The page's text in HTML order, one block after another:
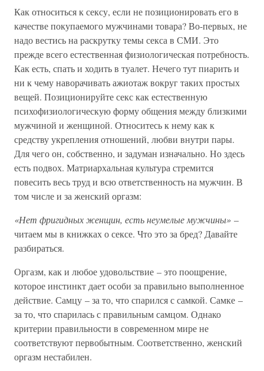
Как относиться к сексу, если не позиционировать его в
качестве покупаемого мужчинами товара? Во-первых, не
надо вестись на раскрутку темы секса в СМИ. Это
прежде всего естественная физиологическая потребность.
Как есть, спать и ходить в туалет. Нечего тут пиарить и
ни к чему наворачивать ажиотаж вокруг таких простых
вещей. Позиционируйте секс как естественную
психофизиологическую форму общения между близкими
мужчиной и женщиной. Относитесь к нему как к
средству укрепления отношений, любви внутри пары.
Для чего он, собственно, и задуман изначально. Но здесь
есть подвох. Матриархальная культура стремится
повесить весь труд и всю ответственность на мужчин. В
том числе и за женский оргазм:
«Нет фригидных женщин, есть неумелые мужчины» –
читаем мы в книжках о сексе. Что это за бред? Давайте
разбираться.
Оргазм, как и любое удовольствие – это поощрение,
которое инстинкт дает особи за правильно выполненное
действие. Самцу – за то, что спарился с самкой. Самке –
за то, что спарилась с правильным самцом. Однако
критерии правильности в современном мире не
соответствуют первобытным. Соответственно, женский
оргазм нестабилен.